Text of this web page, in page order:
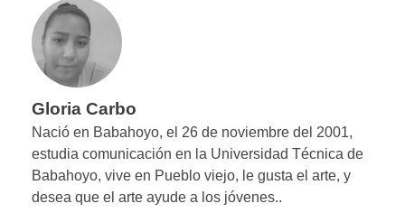
Gloria Carbo
Nació en Babahoyo, el 26 de noviembre del 2001,
estudia comunicación en la Universidad Técnica de
Babahoyo, vive en Pueblo viejo, le gusta el arte, y
desea que el arte ayude a los jóvenes..